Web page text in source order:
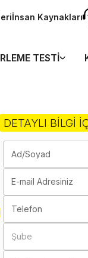
İnsan Kaynakları
TESTI
DETAYLI BILGI
Ad/Soyad
E-mail Adresiniz
Telefon
Şube